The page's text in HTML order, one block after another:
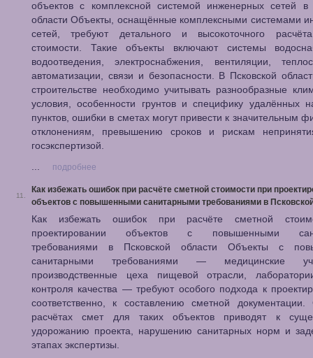
объектов с комплексной системой инженерных сетей в
области Объекты, оснащённые комплексными системами
сетей, требуют детального и высокоточного
стоимости. Такие объекты включают системы
водоотведения, электроснабжения, вентиляции,
автоматизации, связи и безопасности. В Псковской
строительстве необходимо учитывать разнообразные
условия, особенности грунтов и специфику удалённых
пунктов, ошибки в сметах могут привести к значительным
отклонениям, превышению сроков и рискам
госэкспертизой.
...
подробнее
11.
Как избежать ошибок при расчёте сметной стоимости при
объектов с повышенными санитарными требованиями в
Как избежать ошибок при расчёте сметной
проектировании объектов с повышенными
требованиями в Псковской области Объекты с
санитарными требованиями — медицинские
производственные цеха пищевой отрасли,
контроля качества — требуют особого подхода к
соответственно, к составлению сметной
расчётах смет для таких объектов приводят к
удорожанию проекта, нарушению санитарных норм и
этапах экспертизы.